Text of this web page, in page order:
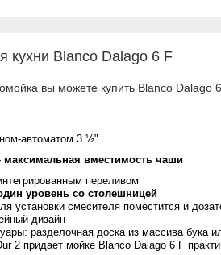
кухни Blanco Dalago 6 F
вы можете купить Blanco Dalago
автоматом 3 ½".
вместимость чаши
переливом
уровень со столешницей
установки смесителя поместится и
дизайн
разделочная доска из массива бука
2 придает мойке Blanco Dalago 6 F